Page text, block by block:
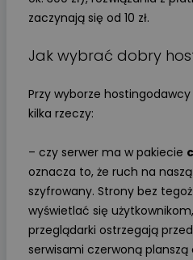
zaczynają się od 10 zł.
Jak wybrać dobry
Przy wyborze
kilka rzeczy:
– czy serwer ma w pakiecie
oznacza to, że ruch na
szyfrowany. Strony bez
wyświetlać się
przeglądarki ostrzegają
serwisami czerwoną